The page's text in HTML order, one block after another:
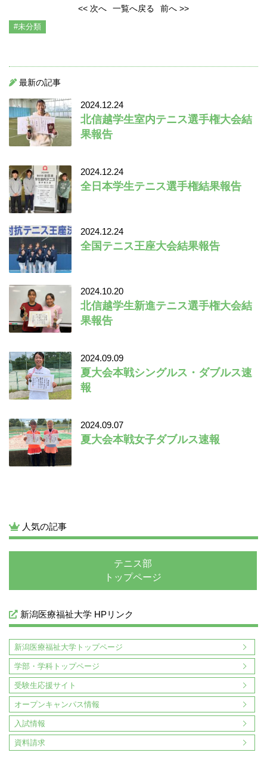
<< 次へ 一覧へ戻る 前へ >>
#未分類
最新の記事
2024.12.24
北信越学生室内テニス選手権大会結
果報告
2024.12.24
全日本学生テニス選手権結果報告
2024.12.24
全国テニス王座大会結果報告
2024.10.20
北信越学生新進テニス選手権大会結
果報告
2024.09.09
夏大会本戦シングルス・ダブルス速
報
2024.09.07
夏大会本戦女子ダブルス速報
人気の記事
テニス部
トップページ
新潟医療福祉大学 HPリンク
新潟医療福祉大学トップページ
学部・学科トップページ
受験生応援サイト
オープンキャンパス情報
入試情報
資料請求